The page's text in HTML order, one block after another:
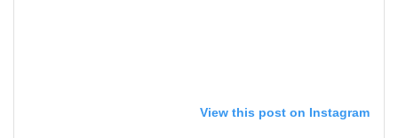
View this post on Instagram